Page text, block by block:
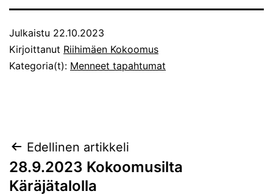
Julkaistu 22.10.2023
Kirjoittanut Riihimäen Kokoomus
Kategoria(t): Menneet tapahtumat
Artikkelien
selaus
Edellinen artikkeli
28.9.2023 Kokoomusilta
Käräjätalolla